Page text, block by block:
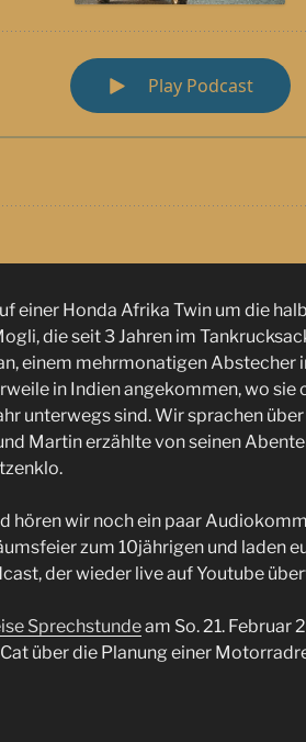
einer Honda Afrika Twin um die
die seit 3 Jahren im
einem mehrmonatigen Abstecher
in Indien angekommen, wo sie
unterwegs sind. Wir sprachen
Martin erzählte von seinen
hören wir noch ein paar
zum 10jährigen und laden
der wieder live auf Youtube
Sprechstundeam So. 21. Februar
über die Planung einer